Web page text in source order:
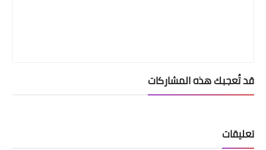
قد تُعجبك هذه المشاركات
تعليقات